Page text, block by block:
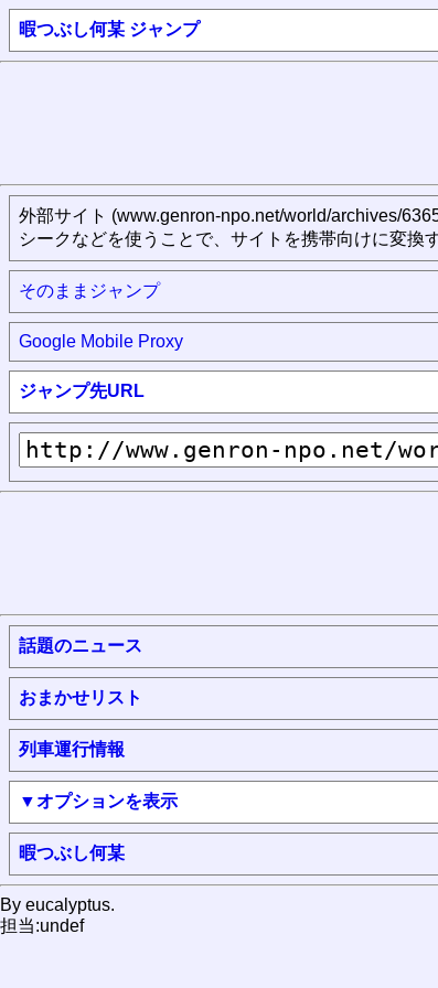
暇つぶし何某 ジャンプ
外部サイト (www.genron-npo.net/world/archives/
シークなどを使うことで、サイトを携帯向けに変
そのままジャンプ
Google Mobile Proxy
ジャンプ先URL
話題のニュース
おまかせリスト
列車運行情報
▼オプションを表示
暇つぶし何某
By eucalyptus.
担当:undef